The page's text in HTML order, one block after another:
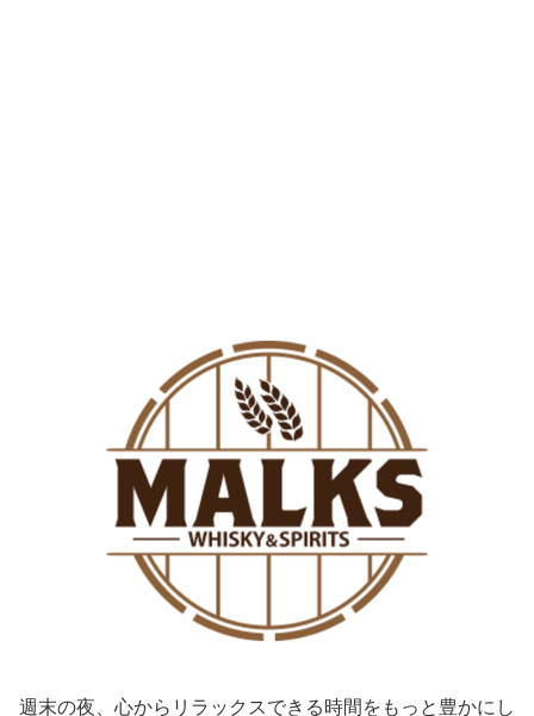
週末の夜、心からリラックスできる時間をもっと豊かにし